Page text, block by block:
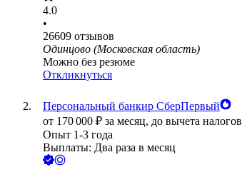
4.0
•
26609 отзывов
Одинцово (Московская область)
Можно без резюме
Откликнуться
Персональный банкир СберПервый
от 170 000 ₽ за месяц, до вычета налогов
Опыт 1-3 года
Выплаты: Два раза в месяц